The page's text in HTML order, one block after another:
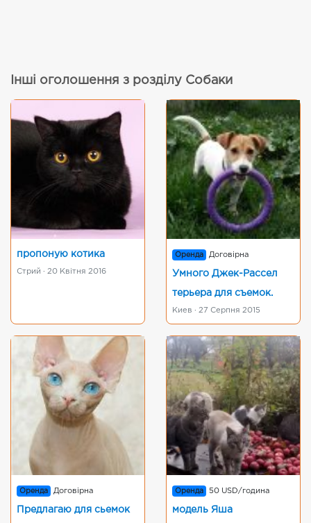
Інші оголошення з розділу Собаки
пропоную котика
Стрий · 20 Квітня 2016
Оренда Договірна
Умного Джек-Рассел
терьера для съемок.
Киев · 27 Серпня 2015
Оренда Договірна
Предлагаю для сьемок
Оренда 50 USD/година
модель Яша